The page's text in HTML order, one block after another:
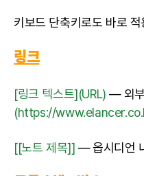
키보드 단축키로도 바로
링크
[링크 텍스트](URL) — 외
(https://
[[노트 제목]] — 옵시디언